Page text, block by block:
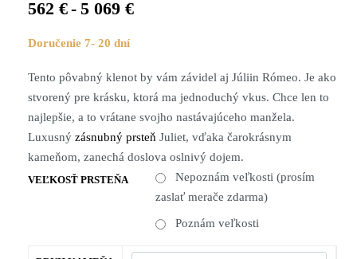
562 € 5 069 €
Doručenie 7- 20 dní
Tento pôvabný klenot by vám závidel aj Júliin Rómeo. Je ako
stvorený pre krásku, ktorá ma jednoduchý vkus. Chce len to
najlepšie, a to vrátane svojho nastávajúceho manžela.
Luxusný zásnubný prsteň Juliet, vďaka čarokrásnym
kameňom, zanechá doslova oslnivý dojem.
VEĽKOSŤ PRSTEŇA
Nepoznám veľkosti (prosím
zaslať merače zdarma)
Poznám veľkosti